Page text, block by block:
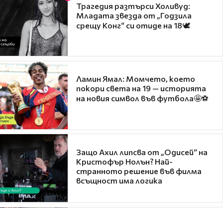
Трагедия разтърси Холивуд:
Младата звезда от „Годзила
срещу Конг“ си отиде на 18🕊️
Ламин Ямал: Момчето, което
покори света на 19 — историята
на новия символ във футбола🤩⚽
Защо Ахил липсва от „Одисей“ на
Кристофър Нолън? Най-
странното решение във филма
всъщност има логика